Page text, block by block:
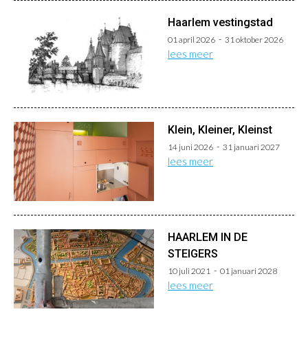
Haarlem vestingstad
01 april 2026 31 oktober 2026
lees meer
Klein, Kleiner, Kleinst
14 juni 2026 31 januari 2027
lees meer
HAARLEM IN DE
STEIGERS
10 juli 2021 01 januari 2028
lees meer